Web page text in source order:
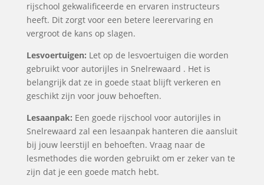
rijschool gekwalificeerde en ervaren instructeurs
heeft. Dit zorgt voor een betere leerervaring en
vergroot de kans op slagen.
Lesvoertuigen: Let op de lesvoertuigen die worden
gebruikt voor autorijles in Snelrewaard . Het is
belangrijk dat ze in goede staat blijft verkeren en
geschikt zijn voor jouw behoeften.
Lesaanpak: Een goede rijschool voor autorijles in
Snelrewaard zal een lesaanpak hanteren die aansluit
bij jouw leerstijl en behoeften. Vraag naar de
lesmethodes die worden gebruikt om er zeker van te
zijn dat je een goede match hebt.